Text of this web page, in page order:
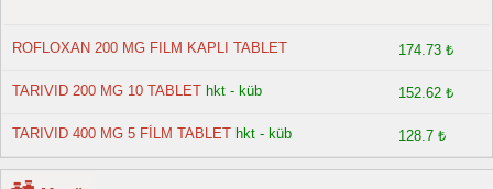
ROFLOXAN 200 MG FILM KAPLI TABLET 174.73 ₺
TARIVID 200 MG 10 TABLET hkt - küb 152.62 ₺
TARIVID 400 MG 5 FİLM TABLET hkt - küb 128.7 ₺